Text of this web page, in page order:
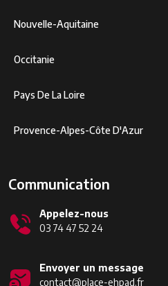
Nouvelle-Aquitaine
Occitanie
Pays De La Loire
Provence-Alpes-Côte D'Azur
Communication
Appelez-nous
03 74 47 52 24
Envoyer un message
contact@place-ehpad.fr